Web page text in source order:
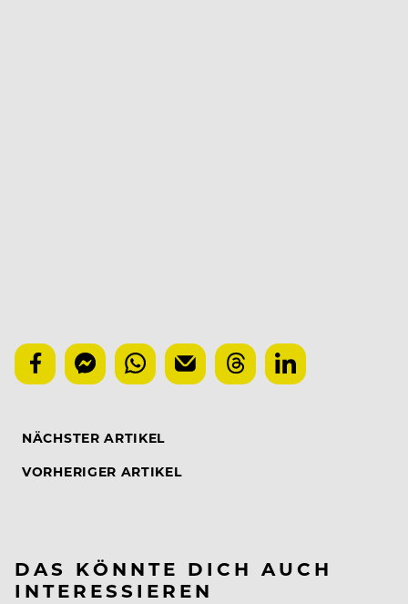
NÄCHSTER ARTIKEL
VORHERIGER ARTIKEL
DAS KÖNNTE DICH AUCH
INTERESSIEREN